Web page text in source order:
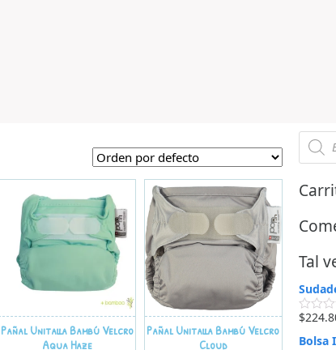
Pañal Unitalla Bambú Velcro
Aqua Haze
Pañal Unitalla Bambú Velcro
Cloud
Tal
V
l
$
Bolsa